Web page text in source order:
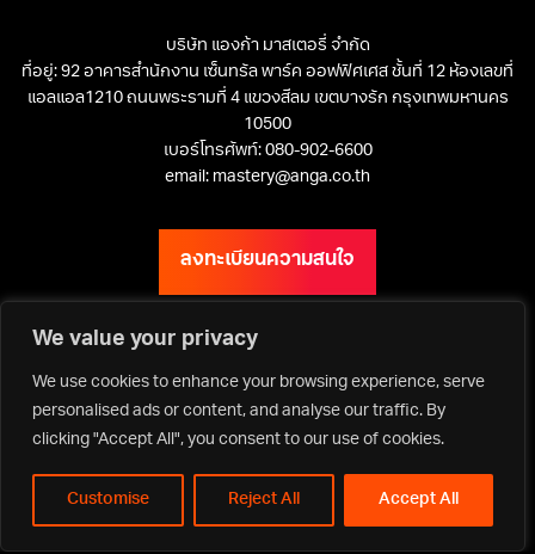
We value your privacy
We use cookies to enhance your browsing experience, serve
personalised ads or content, and analyse our traffic. By
clicking "Accept All", you consent to our use of cookies.
Customise Reject All Accept All
บริษัท แองก้า มาสเตอรี่ จำกัด
ที่อยู่: 92 อาคารสำนักงาน เซ็นทรัล พาร์ค ออฟฟิศเศส ชั้นที่ 12 ห้องเลขที่
แอลแอล1210 ถนนพระรามที่ 4 แขวงสีลม เขตบางรัก กรุงเทพมหานคร
10500
เบอร์โทรศัพท์: 080-902-6600
email: mastery@anga.co.th
ลงทะเบียนความสนใจ
เว็บไซต์ ANGA Bangkok